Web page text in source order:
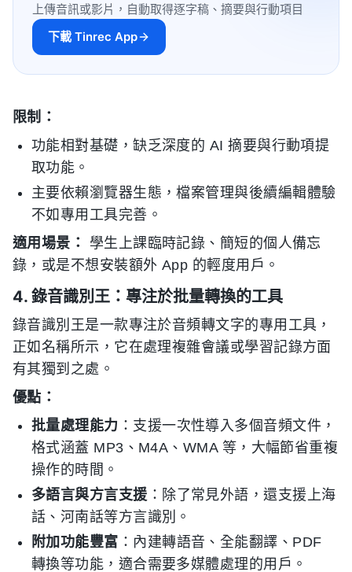
上傳音訊或影片，自動取得逐字稿、摘要與行動項目
下載 Tinrec App
限制：
功能相對基礎，缺乏深度的 AI 摘要與行動項提
取功能。
主要依賴瀏覽器生態，檔案管理與後續編輯體驗
不如專用工具完善。
適用場景：
學生上課臨時記錄、簡短的個人備忘
錄，或是不想安裝額外 App 的輕度用戶。
4. 錄音識別王：專注於批量轉換的工具
錄音識別王是一款專注於音頻轉文字的專用工具，
正如名稱所示，它在處理複雜會議或學習記錄方面
有其獨到之處。
優點：
批量處理能力 ：支援一次性導入多個音頻文件，
格式涵蓋 MP3、M4A、WMA 等，大幅節省重複
操作的時間。
多語言與方言支援 ：除了常見外語，還支援上海
話、河南話等方言識別。
附加功能豐富 ：內建轉語音、全能翻譯、PDF
轉換等功能，適合需要多媒體處理的用戶。